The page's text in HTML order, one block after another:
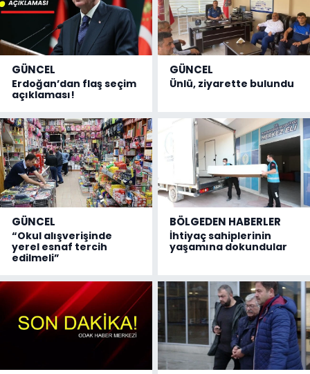
GÜNCEL
Erdoğan’dan flaş seçim
açıklaması!
GÜNCEL
Ünlü, ziyarette bulundu
GÜNCEL
“Okul alışverişinde
yerel esnaf tercih
edilmeli”
BÖLGEDEN HABERLER
İhtiyaç sahiplerinin
yaşamına dokundular